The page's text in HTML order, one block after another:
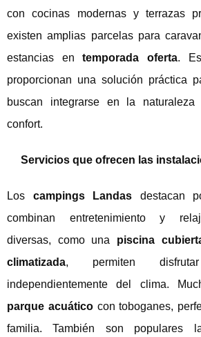
con cocinas modernas y terrazas
existen amplias parcelas para
estancias entemporada oferta.
proporcionan una solución práctica
buscan integrarse en la naturaleza
confort.
Servicios que ofrecen las
Los campings Landas destacan
combinan entretenimiento y
diversas, como una piscina
climatizada, permiten
independientemente del clima.
parque acuáticocon toboganes,
familia. También son populares